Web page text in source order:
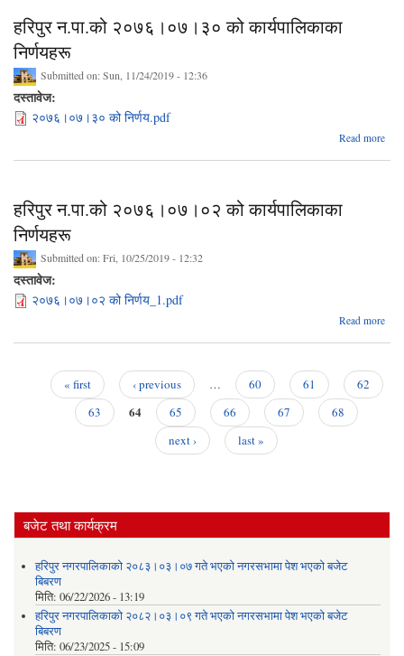
हरिपुर न.पा.को २०७६।०७।३० को कार्यपालिकाका
निर्णयहरू
Submitted on:Sun, 11/24/2019 - 12:36
दस्तावेज:
२०७६।०७।३० को निर्णय.pdf
Read more
हरिपुर न.पा.को २०७६।०७।०२ को कार्यपालिकाका
निर्णयहरू
Submitted on:Fri, 10/25/2019 - 12:32
दस्तावेज:
२०७६।०७।०२ को निर्णय_1.pdf
Read more
« first ‹ previous … 60 61
62
63
64 65 66 67
68
next ›
last »
बजेट तथा कार्यक्रम
हरिपुर नगरपालिकाको २०८३।०३।०७ गते भएको नगरसभामा पेश भएको बजेट
बिबरण
मिति: 06/22/2026 - 13:19
हरिपुर नगरपालिकाको २०८२।०३।०९ गते भएको नगरसभामा पेश भएको बजेट
बिबरण
मिति: 06/23/2025 - 15:09